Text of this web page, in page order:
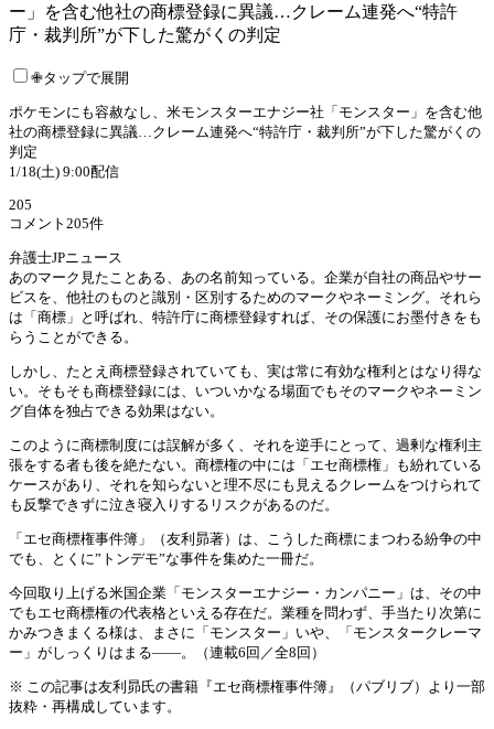
ー」を含む他社の商標登録に異議…クレーム連発へ“特許
庁・裁判所”が下した驚がくの判定
✙タップで展開
ポケモンにも容赦なし、米モンスターエナジー社「モンスター」を含む他
社の商標登録に異議…クレーム連発へ“特許庁・裁判所”が下した驚がくの
判定
1/18(土) 9:00配信
205
コメント205件
弁護士JPニュース
あのマーク見たことある、あの名前知っている。企業が自社の商品やサー
ビスを、他社のものと識別・区別するためのマークやネーミング。それら
は「商標」と呼ばれ、特許庁に商標登録すれば、その保護にお墨付きをも
らうことができる。
しかし、たとえ商標登録されていても、実は常に有効な権利とはなり得な
い。そもそも商標登録には、いついかなる場面でもそのマークやネーミン
グ自体を独占できる効果はない。
このように商標制度には誤解が多く、それを逆手にとって、過剰な権利主
張をする者も後を絶たない。商標権の中には「エセ商標権」も紛れている
ケースがあり、それを知らないと理不尽にも見えるクレームをつけられて
も反撃できずに泣き寝入りするリスクがあるのだ。
「エセ商標権事件簿」（友利昴著）は、こうした商標にまつわる紛争の中
でも、とくに”トンデモ”な事件を集めた一冊だ。
今回取り上げる米国企業「モンスターエナジー・カンパニー」は、その中
でもエセ商標権の代表格といえる存在だ。業種を問わず、手当たり次第に
かみつきまくる様は、まさに「モンスター」いや、「モンスタークレーマ
ー」がしっくりはまる――。（連載6回／全8回）
※ この記事は友利昴氏の書籍『エセ商標権事件簿』（パブリブ）より一部
抜粋・再構成しています。